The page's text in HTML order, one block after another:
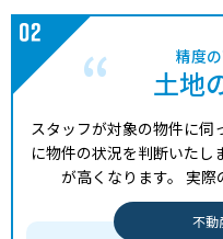
精度
土地
スタッフが対象の物件に伺
に物件の状況を判断いた
が高くなります。 実際
不動